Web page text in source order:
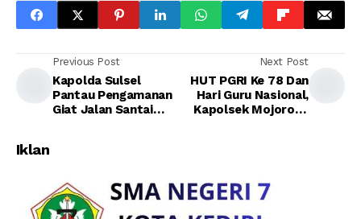
Previous Post
Kapolda Sulsel
Pantau Pengamanan
Giat Jalan Santai
Next Post
HUT PGRI Ke 78 Dan
Hari Guru Nasional,
Kapolsek Mojoroto
Iklan